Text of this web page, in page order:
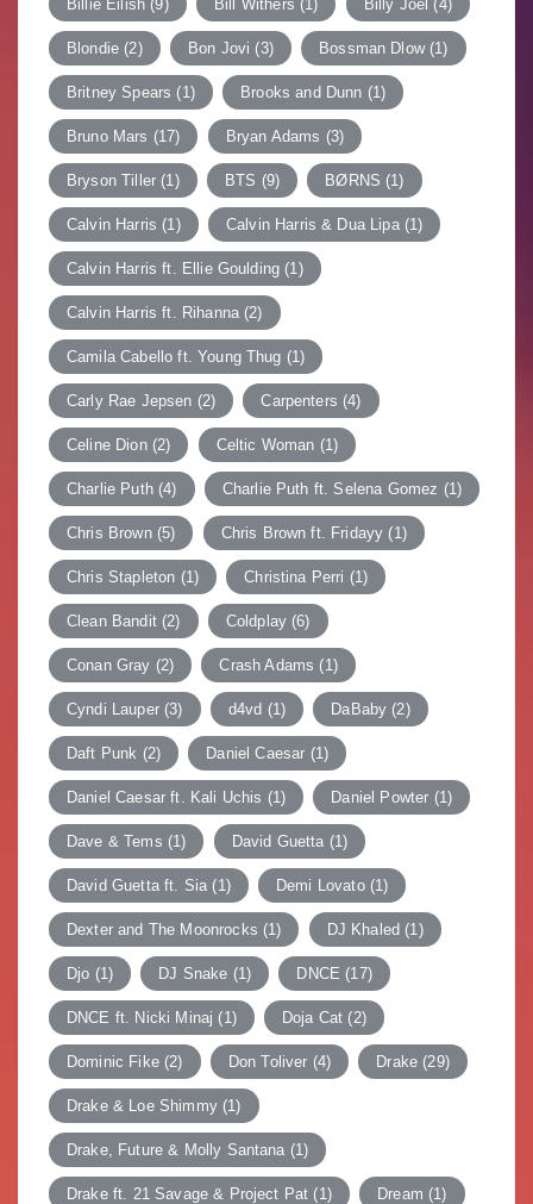
Billie Eilish (9) Bill Withers (1) Billy Joel (4)
Blondie (2) Bon Jovi (3) Bossman Dlow(1)
Britney Spears (1) Brooks and Dunn (1)
Bruno Mars (17) Bryan Adams (3)
Bryson Tiller (1) BTS (9) BØRNS (1)
Calvin Harris (1) Calvin Harris & Dua Lipa(1)
Calvin Harris ft. Ellie Goulding (1)
Calvin Harris ft. Rihanna (2)
Camila Cabello ft. Young Thug (1)
Carly Rae Jepsen (2) Carpenters (4)
Celine Dion(2) Celtic Woman (1)
Charlie Puth(4) Charlie Puth ft. Selena Gomez (1)
Chris Brown(5) Chris Brown ft. Fridayy (1)
Chris Stapleton (1) Christina Perri (1)
Clean Bandit(2) Coldplay (6)
Conan Gray (2) Crash Adams (1)
Cyndi Lauper(3) d4vd (1) DaBaby (2)
Daft Punk (2) Daniel Caesar (1)
Daniel Caesar ft. Kali Uchis (1) Daniel Powter (1)
Dave & Tems (1) David Guetta (1)
David Guetta ft. Sia (1) Demi Lovato(1)
Dexter and The Moonrocks (1) DJ Khaled (1)
Djo (1) DJ Snake (1) DNCE (17)
DNCE ft. Nicki Minaj (1) Doja Cat (2)
Dominic Fike(2) Don Toliver (4) Drake (29)
Drake & Loe Shimmy(1)
Drake, Future & Molly Santana (1)
Drake ft. 21 Savage & Project Pat (1) Dream (1)